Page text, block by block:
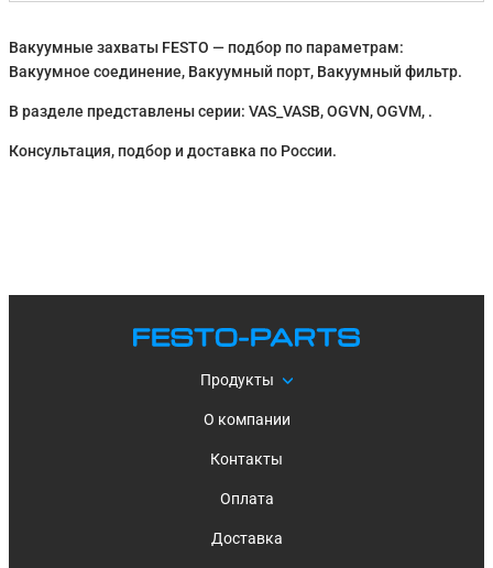
Вакуумные захваты FESTO — подбор по параметрам:
Вакуумное соединение, Вакуумный порт, Вакуумный фильтр.
В разделе представлены серии: VAS_VASB, OGVN, OGVM, .
Консультация, подбор и доставка по России.
Продукты
О компании
Контакты
Оплата
Доставка